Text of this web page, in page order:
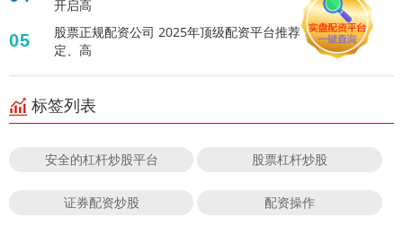
开启高
05
股票正规配资公司 2025年顶级配资平台推荐：安全、稳
定、高
标签列表
安全的杠杆炒股平台 股票杠杆炒股
证券配资炒股 配资操作